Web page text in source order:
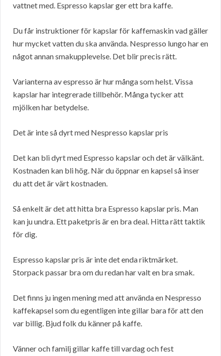
vattnet med. Espresso kapslar ger ett bra kaffe.
Du får instruktioner för kapslar för kaffemaskin vad gäller
hur mycket vatten du ska använda. Nespresso lungo har en
något annan smakupplevelse. Det blir precis rätt.
Varianterna av espresso är hur många som helst. Vissa
kapslar har integrerade tillbehör. Många tycker att
mjölken har betydelse.
Det är inte så dyrt med Nespresso kapslar pris
Det kan bli dyrt med Espresso kapslar och det är välkänt.
Kostnaden kan bli hög. När du öppnar en kapsel så inser
du att det är värt kostnaden.
Så enkelt är det att hitta bra Espresso kapslar pris. Man
kan ju undra. Ett paketpris är en bra deal. Hitta rätt taktik
för dig.
Espresso kapslar pris är inte det enda riktmärket.
Storpack passar bra om du redan har valt en bra smak.
Det finns ju ingen mening med att använda en Nespresso
kaffekapsel som du egentligen inte gillar bara för att den
var billig. Bjud folk du känner på kaffe.
Vänner och familj gillar kaffe till vardag och fest